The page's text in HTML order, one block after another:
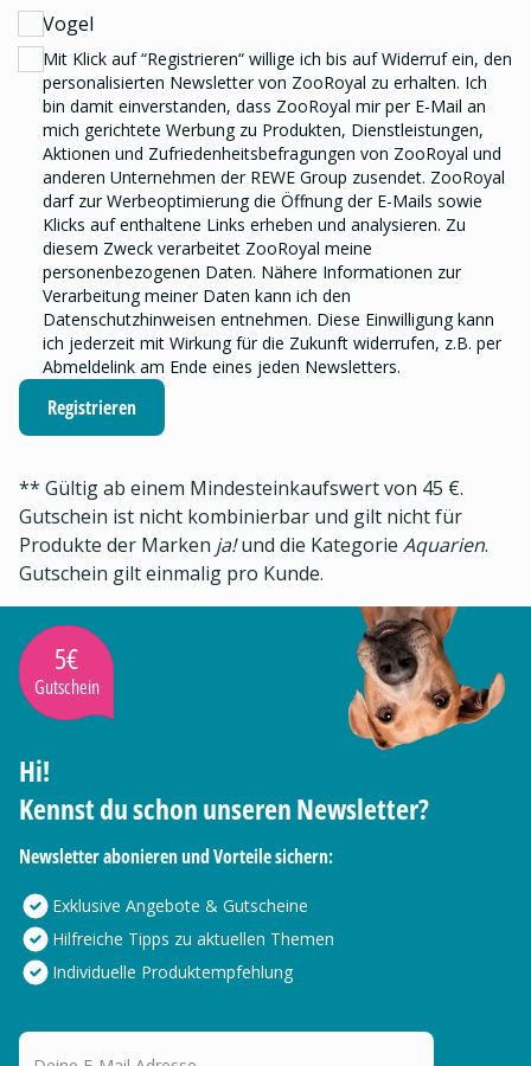
Vogel
Mit Klick auf “Registrieren“ willige ich bis auf Widerruf ein, den
personalisierten Newslettervon ZooRoyal zu erhalten. Ich
bin damit einverstanden, dass ZooRoyal mir per E-Mail an
mich gerichtete Werbung zu Produkten, Dienstleistungen,
Aktionen und Zufriedenheitsbefragungen von ZooRoyal und
anderen Unternehmen der REWE Group zusendet. ZooRoyal
darf zur Werbeoptimierung die Öffnung der E-Mails sowie
Klicks auf enthaltene Links erheben und analysieren. Zu
diesem Zweck verarbeitet ZooRoyal meine
personenbezogenen Daten. Nähere Informationen zur
Verarbeitung meiner Daten kann ich den
Datenschutzhinweisen entnehmen. Diese Einwilligung kann
ich jederzeit mit Wirkung für die Zukunft widerrufen, z.B. per
Abmeldelink am Ende eines jeden Newsletters.
Registrieren
** Gültig ab einem Mindesteinkaufswert von 45 €.
Gutschein ist nicht kombinierbar und gilt nicht für
Produkte der Marken ja!und die Kategorie Aquarien.
Gutschein gilt einmalig pro Kunde.
5€
Gutschein
Hi!
Kennst du schon unseren Newsletter?
Newsletter abonieren und Vorteile sichern:
Exklusive Angebote & Gutscheine
Hilfreiche Tipps zu aktuellen Themen
Individuelle Produktempfehlung
Deine E-Mail Adresse